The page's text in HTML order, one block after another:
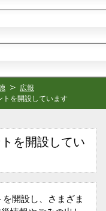
広報
トを開設しています
を開設してい
開設し、さまざま